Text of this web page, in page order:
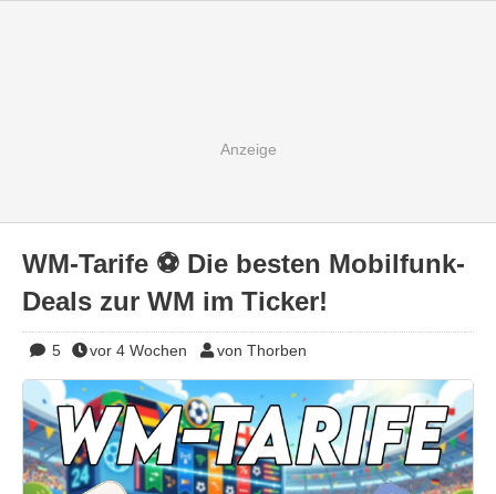
WM-Tarife ⚽️ Die besten Mobilfunk-
Deals zur WM im Ticker!
5 vor 4 Wochen von Thorben